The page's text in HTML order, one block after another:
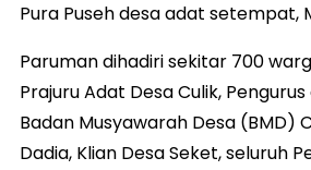
Pura Puseh desa adat setempat,
Paruman dihadiri sekitar 700
Prajuru Adat Desa Culik,
Badan Musyawarah Desa (BMD)
Dadia, Klian Desa Seket, seluruh